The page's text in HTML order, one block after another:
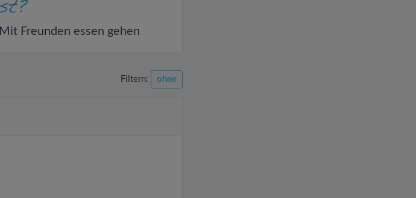
Mit Freunden essen gehen
Filtern: ohne